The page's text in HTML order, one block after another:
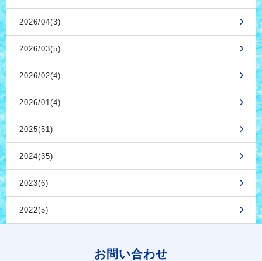
2026/04(3)
2026/03(5)
2026/02(4)
2026/01(4)
2025(51)
2024(35)
2023(6)
2022(5)
お問い合わせ